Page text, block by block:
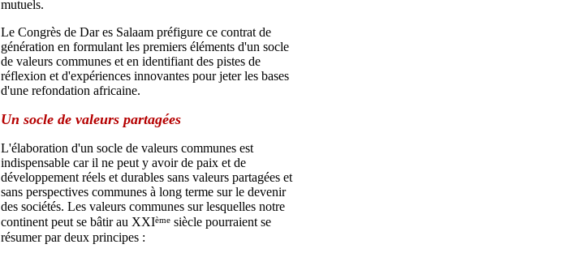
mutuels.
Le Congrès de Dar es Salaam préfigure ce contrat de
génération en formulant les premiers éléments d'un socle
de valeurs communes et en identifiant des pistes de
réflexion et d'expériences innovantes pour jeter les bases
d'une refondation africaine.
Un socle de valeurs partagées
L'élaboration d'un socle de valeurs communes est
indispensable car il ne peut y avoir de paix et de
développement réels et durables sans valeurs partagées et
sans perspectives communes à long terme sur le devenir
des sociétés. Les valeurs communes sur lesquelles notre
continent peut se bâtir au XXIème siècle pourraient se
résumer par deux principes :